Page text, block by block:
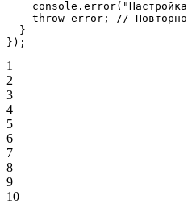
    console.
error(
    throw
error;
// Повторно
  }
});
1
2
3
4
5
6
7
8
9
10